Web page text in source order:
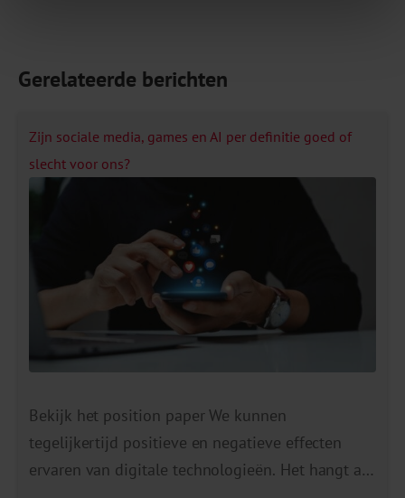
Gerelateerde berichten
Zijn sociale media, games en AI per definitie goed of
slecht voor ons?
Bekijk het position paper We kunnen
tegelijkertijd positieve en negatieve effecten
ervaren van digitale technologieën. Het hangt af